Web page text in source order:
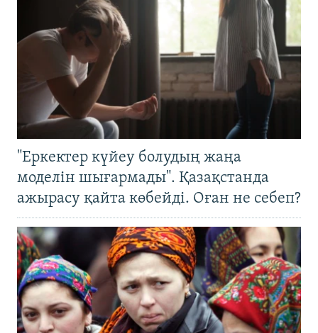
"Еркектер күйеу болудың жаңа
моделін шығармады". Қазақстанда
ажырасу қайта көбейді. Оған не себеп?